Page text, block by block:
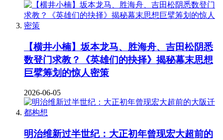
【横井小楠】坂本龙马、胜海舟、吉田松阴悉
数登门求教？《英雄们的抉择》揭秘幕末思想
巨擘筹划的惊人密策
2026-06-05
明治维新过半世纪：大正初年曾现宏大超前的